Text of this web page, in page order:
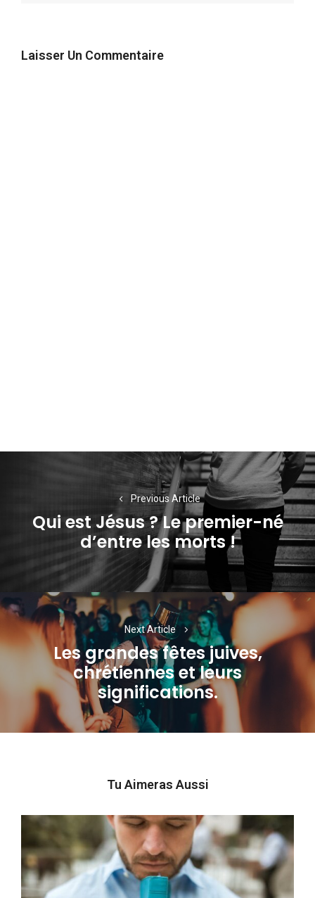
Laisser Un Commentaire
l’article
Previous Article
Previous
post:
Qui est Jésus ? Le premier-né
d’entre les morts !
Next Article
Next
post:
Les grandes fêtes juives,
chrétiennes et leurs
significations.
Tu Aimeras Aussi